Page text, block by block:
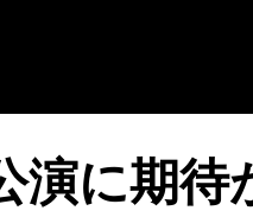
演に期